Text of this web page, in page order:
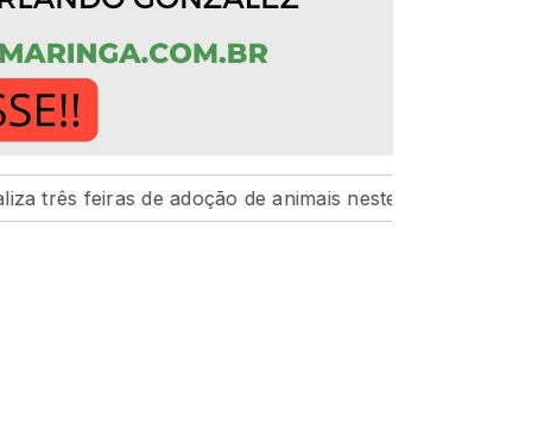
adoção de animais neste fim de semana